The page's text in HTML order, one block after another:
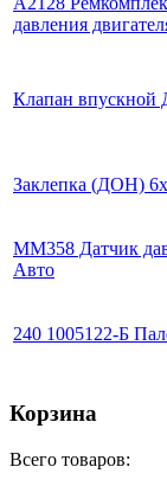
давления
Клапан впускной
Заклепка (ДОН)
ММ358 Датчик
Авто
240 1005122-Б
Корзина
Всего товаров: